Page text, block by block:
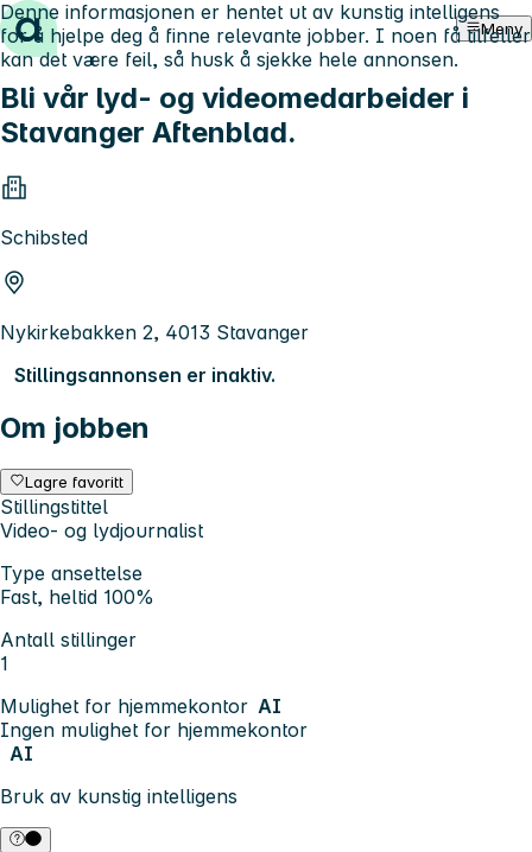
Hopp til innhold Meny
Bli vår lyd- og videomedarbeider i
Stavanger Aftenblad.
Schibsted
Nykirkebakken 2, 4013 Stavanger
Stillingsannonsen er inaktiv.
Om jobben
Lagre favoritt
Stillingstittel
Video- og lydjournalist
Type ansettelse
Fast, heltid 100%
Antall stillinger
1
Mulighet for hjemmekontor AI
Ingen mulighet for hjemmekontor
AI
Bruk av kunstig intelligens
Denne informasjonen er hentet ut av kunstig intelligens
for å hjelpe deg å finne relevante jobber. I noen få tilfeller
kan det være feil, så husk å sjekke hele annonsen.